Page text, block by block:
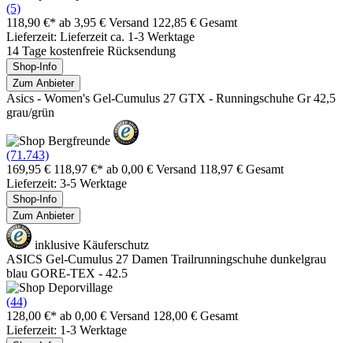
(5)
118,90 €* ab 3,95 € Versand 122,85 € Gesamt
Lieferzeit: Lieferzeit ca. 1-3 Werktage
14 Tage kostenfreie Rücksendung
Shop-Info
Zum Anbieter
Asics - Women's Gel-Cumulus 27 GTX - Runningschuhe Gr 42,5
grau/grün
(71.743)
169,95 € 118,97 €* ab 0,00 € Versand 118,97 € Gesamt
Lieferzeit: 3-5 Werktage
Shop-Info
Zum Anbieter
inklusive Käuferschutz
ASICS Gel-Cumulus 27 Damen Trailrunningschuhe dunkelgrau
blau GORE-TEX - 42.5
(44)
128,00 €* ab 0,00 € Versand 128,00 € Gesamt
Lieferzeit: 1-3 Werktage